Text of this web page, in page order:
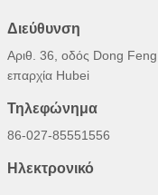
Διεύθυνση
Αριθ. 36, οδός Dong
επαρχία Hubei
Τηλεφώνημα
86-027-85551556
Ηλεκτρονικό